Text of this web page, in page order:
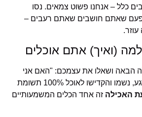
כלל – אנחנו פשוט צמאים. נסו
פעם שאתם חושבים שאתם רעבים –
הבאה ושאלו את עצמכם: "האם אני
באמת רעב?". עצרו רגע, נשמו והקדישו לאוכל 100% תשומת
האכילה זה אחד הכלים המשמעותיים